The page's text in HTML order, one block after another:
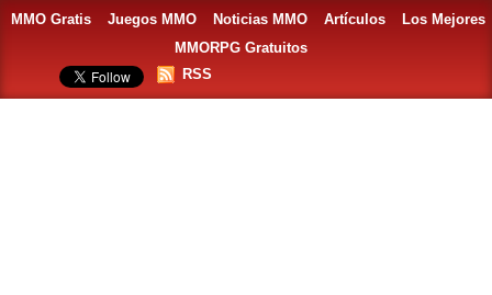
MMO Gratis Juegos MMO Noticias MMO Artículos
Los Mejores
MMORPG Gratuitos
RSS